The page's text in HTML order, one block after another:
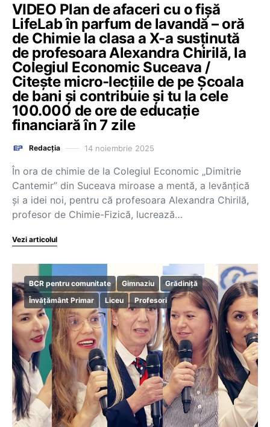
VIDEO Plan de afaceri cu o fișă
LifeLab în parfum de lavandă – oră
de Chimie la clasa a X-a susținută
de profesoara Alexandra Chirilă, la
Colegiul Economic Suceava /
Citește micro-lecțiile de pe Școala
de bani și contribuie și tu la cele
100.000 de ore de educație
financiară în 7 zile
Redacția 14 noiembrie 2025
În ora de chimie de la Colegiul Economic „Dimitrie
Cantemir” din Suceava miroase a mentă, a levănțică
și a idei noi, pentru că profesoara Alexandra Chirilă,
profesor de Chimie-Fizică, lucrează…
Vezi articolul
BCR pentru comunitate Gimnaziu
Grădiniță
Învățământ Primar
Liceu Profesori